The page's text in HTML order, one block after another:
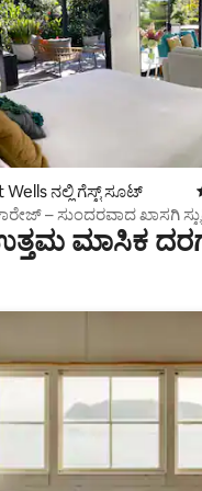
29 ವಿಮರ್ಶೆಗಳು
Wells ನಲ್ಲಿ ಗೆಸ್ಟ್ ಸೂಟ್
– ಸುಂದರವಾದ ಖಾಸಗಿ
ಮಾಸಿಕ